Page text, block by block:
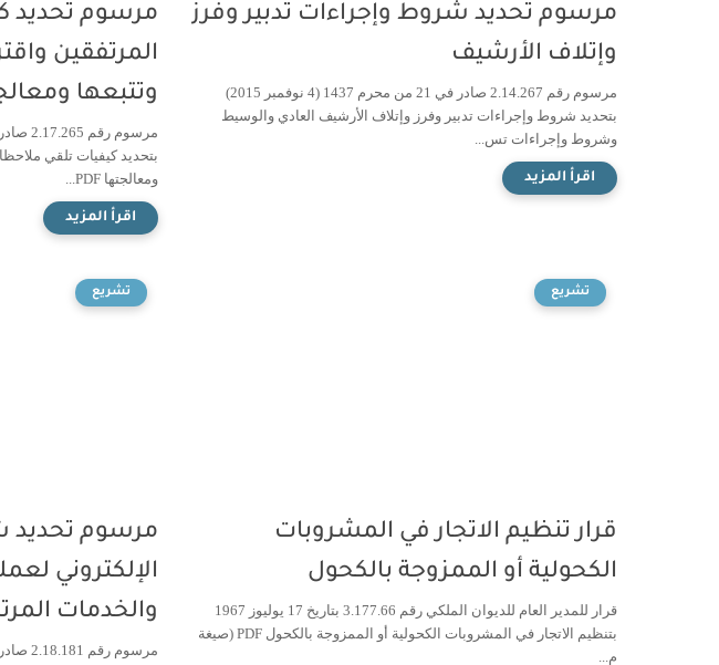
مرسوم تحديد شروط وإجراءات تدبير وفرز
وإتلاف الأرشيف
مرسوم رقم 2.14.267 صادر في 21 من محرم 1437 (4 نوفمبر 2015)
بتحديد شروط وإجراءات تدبير وفرز وإتلاف الأرشيف العادي والوسيط
وشروط وإجراءات تس...
مرسوم تحديد
المرتفقين
وتتبعها
بتحديد كيفيات تلقي
ومعالجتها PDF...
تشريع
قرار تنظيم الاتجار في المشروبات
الكحولية أو الممزوجة بالكحول
قرار للمدير العام للديوان الملكي رقم 3.177.66 بتاريخ 17 يوليوز 1967
بتنظيم الاتجار في المشروبات الكحولية أو الممزوجة بالكحول PDF (صيغة
م...
تشريع
مرسوم تحديد
الإلكتروني
والخدمات